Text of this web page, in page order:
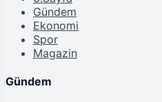
Gündem
Ekonomi
Spor
Magazin
Gündem